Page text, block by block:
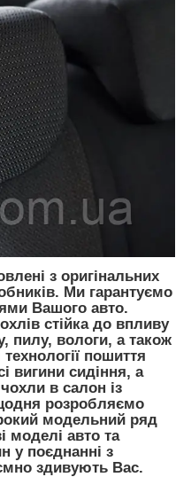
з оригінальних
Ми гарантуємо
Вашого авто.
стійка до впливу
пилу, вологи, а також
пошиття
вигини сидіння, а
в салон із
розробляємо
модельний ряд
моделі авто та
у поєднанні з
здивують Вас.